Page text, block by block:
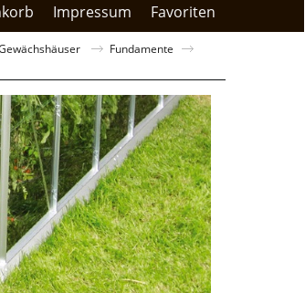
Impressum Favoriten
Fundamente